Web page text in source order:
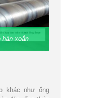
hàn xoắn
khác như ống